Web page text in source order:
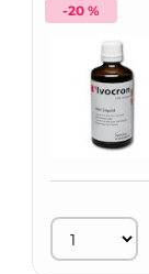
-20 %